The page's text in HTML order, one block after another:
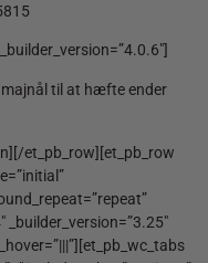
til at hæfte ender
et_pb_row][et_pb_row
_builder_version=”3.25″